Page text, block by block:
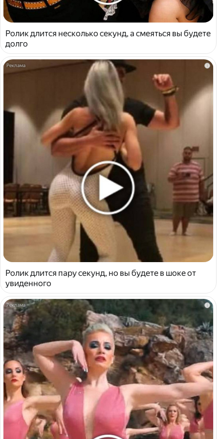
Ролик длится несколько секунд, а смеяться вы будете
долго
i
Ролик длится пару секунд, но вы будете в шоке от
увиденного
i